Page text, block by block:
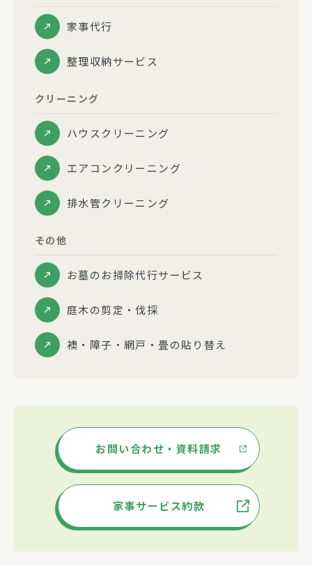
家事代行
整理収納サービス
クリーニング
ハウスクリーニング
エアコンクリーニング
排水管クリーニング
その他
お墓のお掃除代行サービス
庭木の剪定・伐採
襖・障子・網戸・畳の貼り替え
お問い合わせ・資料請求
家事サービス約款